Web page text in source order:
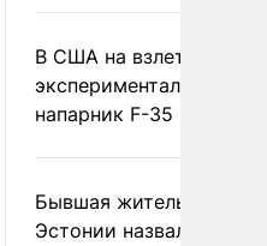
В США на взлете
экспериментальный
напарник F-35
Бывшая жительница
Эстонии назвала